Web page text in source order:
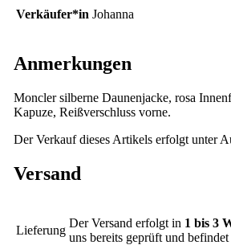
Verkäufer*in Johanna
Anmerkungen
Moncler silberne Daunenjacke, rosa
Kapuze, Reißverschluss vorne.
Der Verkauf dieses Artikels erfolgt unter
Versand
Lieferung
Der Versand erfolgt in 1 bis 3
uns bereits geprüft und